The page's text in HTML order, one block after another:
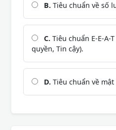
B. Tiêu chuẩn về số
C. Tiêu chuẩn E-E-A-
quyền, Tin cậy).
D. Tiêu chuẩn về